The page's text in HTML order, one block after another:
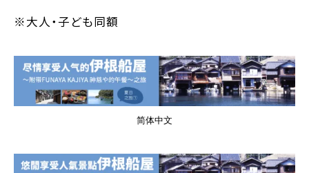
※大人・子ども同額
简体中文